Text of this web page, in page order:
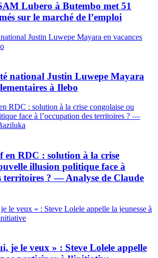
Lubero à Butembo met 51
sur le marché de l’emploi
national Justin Luwepe Mayara
à Ilebo
en RDC : solution à la crise
illusion politique face à
territoires ? — Analyse de Claude
je le veux » : Steve Lolele appelle